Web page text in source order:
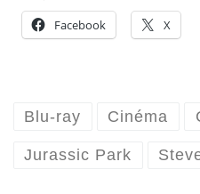
Facebook
X
Blu-ray Cinéma
Jurassic Park